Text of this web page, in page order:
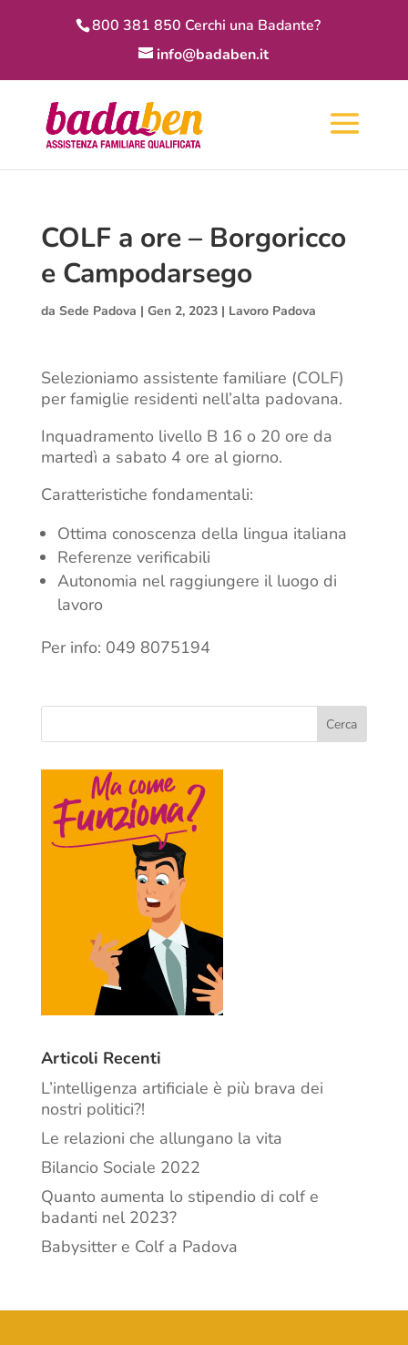
800 381 850 Cerchi una Badante?
info@badaben.it
COLF a ore – Borgoricco
e Campodarsego
da Sede Padova | Gen 2, 2023| Lavoro Padova
Selezioniamo assistente familiare (COLF)
per famiglie residenti nell’alta padovana.
Inquadramento livello B 16 o 20 ore da
martedì a sabato 4 ore al giorno.
Caratteristiche fondamentali:
Ottima conoscenza della lingua italiana
Referenze verificabili
Autonomia nel raggiungere il luogo di
lavoro
Per info: 049 8075194
Articoli Recenti
L’intelligenza artificiale è più brava dei
nostri politici?!
Le relazioni che allungano la vita
Bilancio Sociale 2022
Quanto aumenta lo stipendio di colf e
badanti nel 2023?
Babysitter e Colf a Padova